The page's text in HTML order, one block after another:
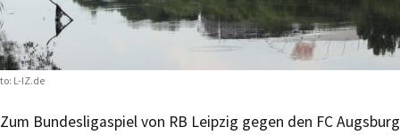
L-IZ.de
Zum Bundesligaspiel von RB Leipzig gegen den FC Augsburg